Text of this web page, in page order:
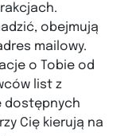
obejmują
mailowy.
o Tobie od
list z
dostępnych
Cię kierują na